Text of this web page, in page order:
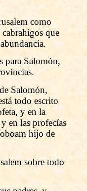
como
que
para Salomón,
Salomón,
todo escrito
y en la
en las profecías
hijo de
sobre todo